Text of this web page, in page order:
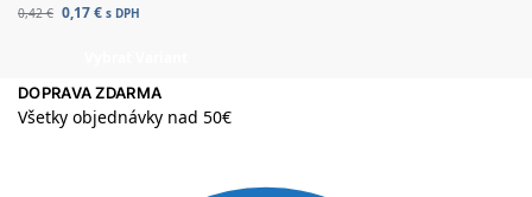
0,42€ 0,17€ s DPH
DOPRAVA ZDARMA
Všetky objednávky nad 50€